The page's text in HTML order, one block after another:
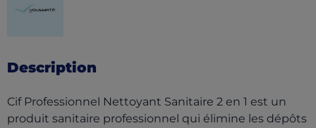
Description
Cif Professionnel Nettoyant Sanitaire 2 en 1 est un
produit sanitaire professionnel qui élimine les dépôts